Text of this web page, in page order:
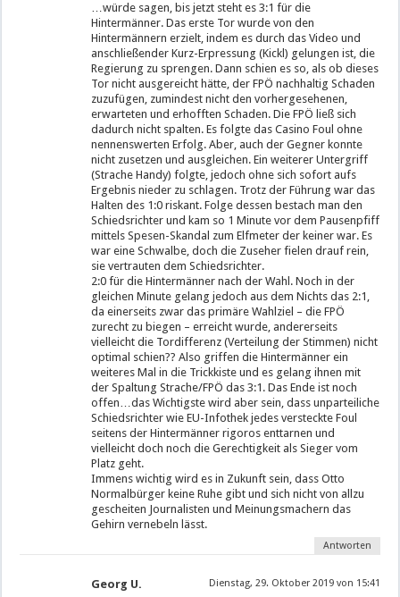
…würde sagen, bis jetzt steht es 3:1 für die
Hintermänner. Das erste Tor wurde von den
Hintermännern erzielt, indem es durch das Video und
anschließender Kurz-Erpressung (Kickl) gelungen ist, die
Regierung zu sprengen. Dann schien es so, als ob dieses
Tor nicht ausgereicht hätte, der FPÖ nachhaltig Schaden
zuzufügen, zumindest nicht den vorhergesehenen,
erwarteten und erhofften Schaden. Die FPÖ ließ sich
dadurch nicht spalten. Es folgte das Casino Foul ohne
nennenswerten Erfolg. Aber, auch der Gegner konnte
nicht zusetzen und ausgleichen. Ein weiterer Untergriff
(Strache Handy) folgte, jedoch ohne sich sofort aufs
Ergebnis nieder zu schlagen. Trotz der Führung war das
Halten des 1:0 riskant. Folge dessen bestach man den
Schiedsrichter und kam so 1 Minute vor dem Pausenpfiff
mittels Spesen-Skandal zum Elfmeter der keiner war. Es
war eine Schwalbe, doch die Zuseher fielen drauf rein,
sie vertrauten dem Schiedsrichter.
2:0 für die Hintermänner nach der Wahl. Noch in der
gleichen Minute gelang jedoch aus dem Nichts das 2:1,
da einerseits zwar das primäre Wahlziel – die FPÖ
zurecht zu biegen – erreicht wurde, andererseits
vielleicht die Tordifferenz (Verteilung der Stimmen) nicht
optimal schien?? Also griffen die Hintermänner ein
weiteres Mal in die Trickkiste und es gelang ihnen mit
der Spaltung Strache/FPÖ das 3:1. Das Ende ist noch
offen…das Wichtigste wird aber sein, dass unparteiliche
Schiedsrichter wie EU-Infothek jedes versteckte Foul
seitens der Hintermänner rigoros enttarnen und
vielleicht doch noch die Gerechtigkeit als Sieger vom
Platz geht.
Immens wichtig wird es in Zukunft sein, dass Otto
Normalbürger keine Ruhe gibt und sich nicht von allzu
gescheiten Journalisten und Meinungsmachern das
Gehirn vernebeln lässt.
Antworten
Georg U. Dienstag, 29. Oktober 2019 von 15:41